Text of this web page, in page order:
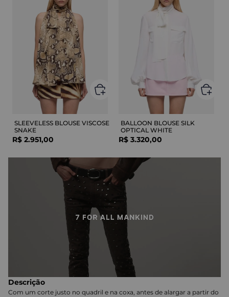
SLEEVELESS BLOUSE VISCOSE
SNAKE
R$ 2.951,00
BALLOON BLOUSE SILK
OPTICAL WHITE
R$ 3.320,00
Descrição
Com um corte justo no quadril e na coxa, antes de alargar a partir do